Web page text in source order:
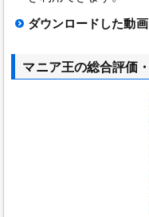
ダウンロードした動
マニア王の総合評価